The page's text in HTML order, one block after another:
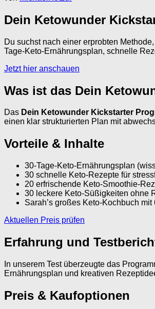
Dein Ketowunder
Du suchst nach einer erprobten
Tage-Keto-Ernährungsplan, schnelle
Jetzt hier anschauen
Was ist das Dein
Das Dein Ketowunder Kickstarter
einen klar strukturierten Plan mit
Vorteile & Inhalte
30-Tage-Keto-Ernährungsplan
30 schnelle Keto-Rezepte für
20 erfrischende Keto-Smoothie-
30 leckere Keto-Süßigkeiten ohne
Sarah’s großes Keto-Kochbuch
Aktuellen Preis prüfen
Erfahrung und
In unserem Test überzeugte das
Ernährungsplan und kreativen
Preis & Kaufoptionen